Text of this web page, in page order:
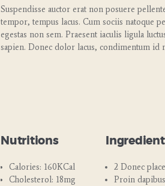
Suspendisse auctor erat non posuere
tempor, tempus lacus. Cum sociis natoque
egestas non sem. Praesent iaculis ligula
sapien. Donec dolor lacus, condimentum id
Nutritions
Calories: 160KCal
Cholesterol: 18mg
2 Donec
Proin dapibus